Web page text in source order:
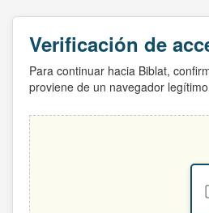
Verificación de
Para continuar hacia Biblat,
proviene de un navegador